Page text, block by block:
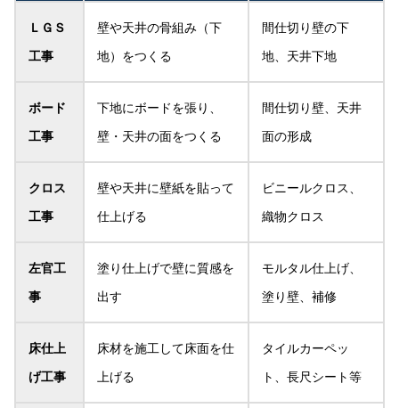
ＬＧＳ
工事
壁や天井の骨組み（下
地）をつくる
間仕切り壁の下
地、天井下地
ボード
工事
下地にボードを張り、
壁・天井の面をつくる
間仕切り壁、天井
面の形成
クロス
工事
壁や天井に壁紙を貼って
仕上げる
ビニールクロス、
織物クロス
左官工
事
塗り仕上げで壁に質感を
出す
モルタル仕上げ、
塗り壁、補修
床仕上
げ工事
床材を施工して床面を仕
上げる
タイルカーペッ
ト、長尺シート等